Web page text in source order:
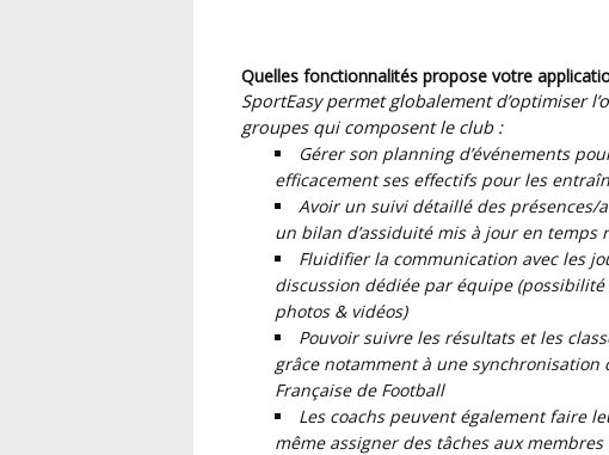
Quelles fonctionnalités propose votre
SportEasy permet globalement d’optimiser
groupes qui composent le club :
Gérer son planning d’événements
efficacement ses effectifs pour les
Avoir un suivi détaillé des présences/
un bilan d’assiduité mis à jour en temps
Fluidifier la communication avec les
discussion dédiée par équipe (possibilité
photos & vidéos)
Pouvoir suivre les résultats et les
grâce notamment à une synchronisation
Française de Football
Les coachs peuvent également faire
même assigner des tâches aux